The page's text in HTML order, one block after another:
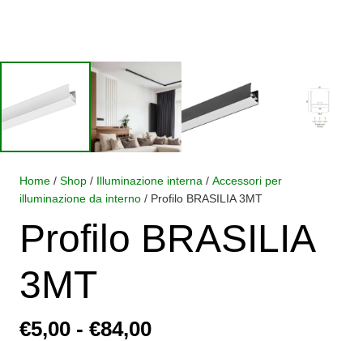
Home / Shop / Illuminazione interna / Accessori per
illuminazione da interno / Profilo BRASILIA 3MT
Profilo BRASILIA
3MT
€5,00 - €84,00Fascia